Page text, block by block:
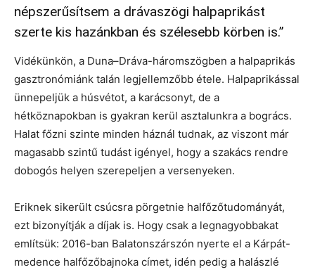
népszerűsítsem a drávaszögi halpaprikást
szerte kis hazánkban és szélesebb körben is.”
Vidékünkön, a Duna–Dráva-háromszögben a halpaprikás
gasztronómiánk talán legjellemzőbb étele. Halpaprikással
ünnepeljük a húsvétot, a karácsonyt, de a
hétköznapokban is gyakran kerül asztalunkra a bogrács.
Halat főzni szinte minden háznál tudnak, az viszont már
magasabb szintű tudást igényel, hogy a szakács rendre
dobogós helyen szerepeljen a versenyeken.
Eriknek sikerült csúcsra pörgetnie halfőzőtudományát,
ezt bizonyítják a díjak is. Hogy csak a legnagyobbakat
említsük: 2016-ban Balatonszárszón nyerte el a Kárpát-
medence halfőzőbajnoka címet, idén pedig a halászlé